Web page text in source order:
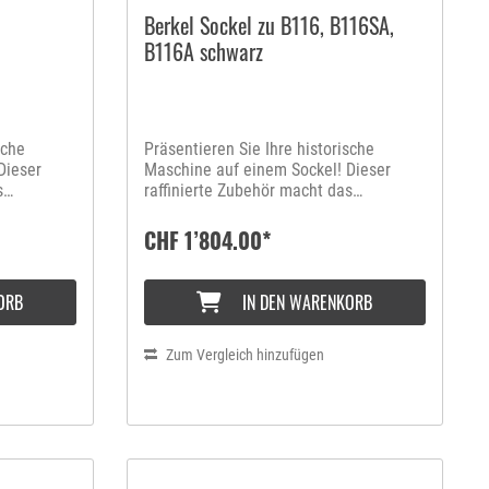
ein
ist
zum
Berkel Sockel zu B116, B116SA,
B116A schwarz
Präsentieren Sie Ihre historische
Maschine auf einem Sockel! Dieser
raffinierte Zubehör macht das
Schwungrad erst komplett.
CHF 1’804.00*
IN DEN WARENKORB
Zum Vergleich hinzufügen